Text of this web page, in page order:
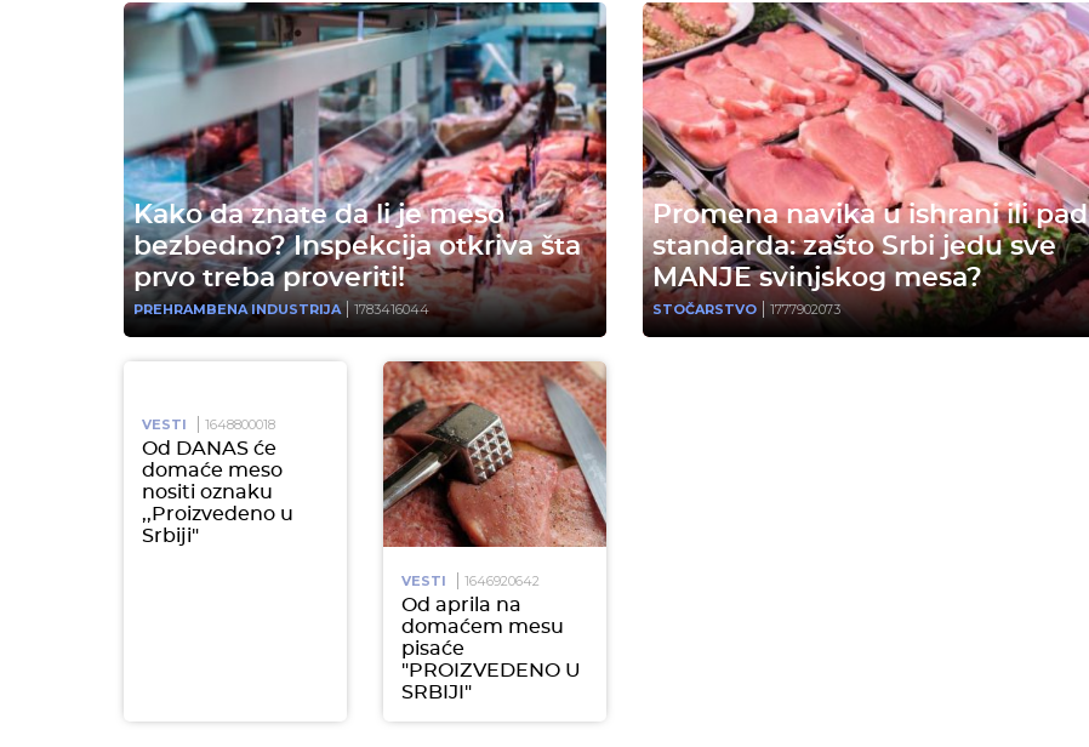
Kako da znate da li je meso
bezbedno? Inspekcija otkriva šta
prvo treba proveriti!
PREHRAMBENA INDUSTRIJA 1783416044
Promena navika u ishrani ili pad
standarda: zašto Srbi jedu sve
MANJE svinjskog mesa?
STOČARSTVO 1777902073
VESTI 1648800018
Od DANAS će
domaće meso
nositi oznaku
,,Proizvedeno u
Srbiji"
VESTI 1646920642
Od aprila na
domaćem mesu
pisaće
"PROIZVEDENO U
SRBIJI"